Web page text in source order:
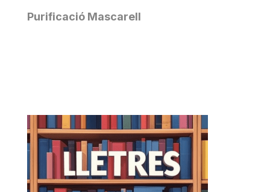
Purificació Mascarell